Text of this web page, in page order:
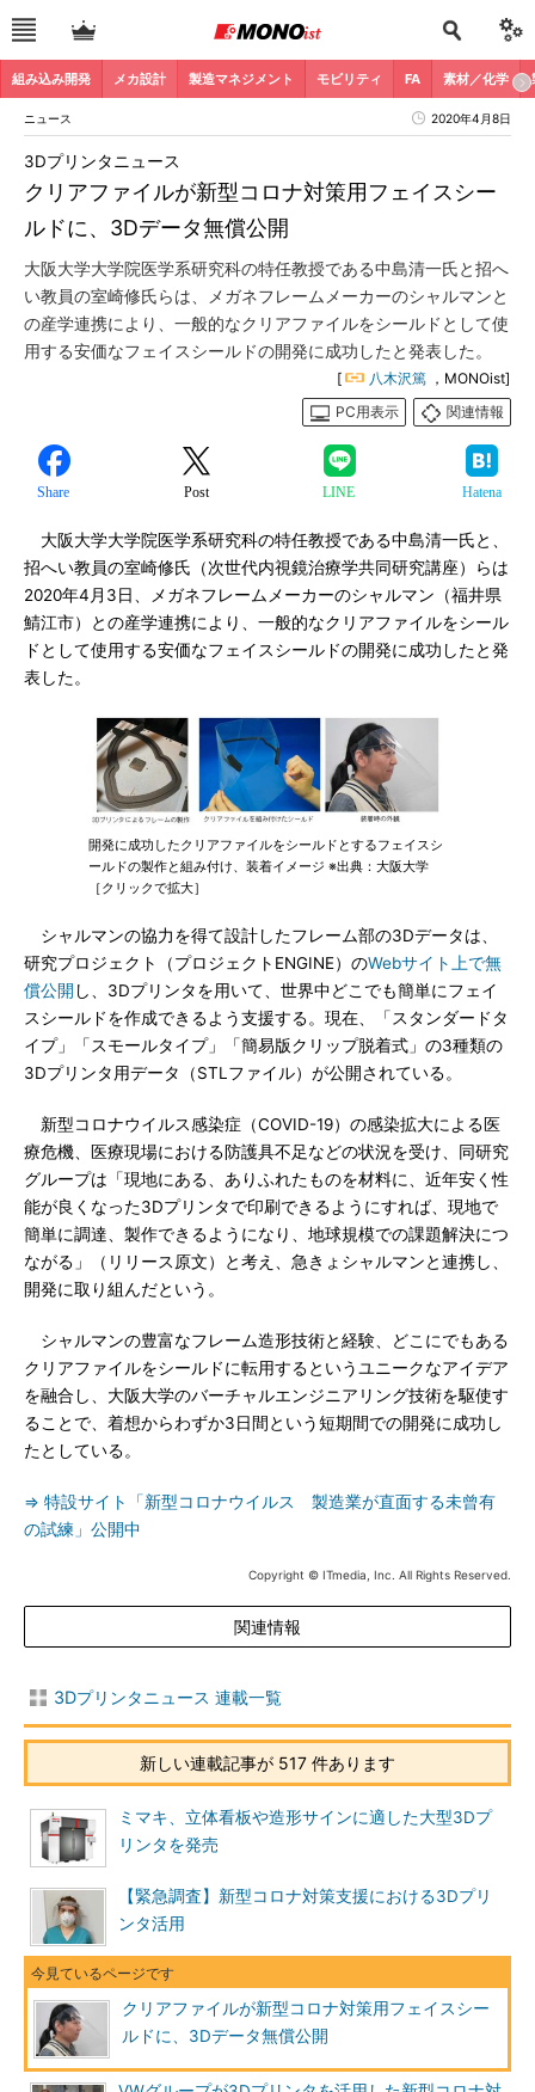
組み込み開発 メカ設計 製造マネジメント モビリティ FA 素材／化学
ニュース 2020年4月8日
クリアファイルが新型コロナ対策用フェイスシー
ルドに、3Dデータ無償公開
3Dプリンタニュース
大阪大学大学院医学系研究科の特任教授である中島清一氏と招へ
い教員の室崎修氏らは、メガネフレームメーカーのシャルマンと
の産学連携により、一般的なクリアファイルをシールドとして使
用する安価なフェイスシールドの開発に成功したと発表した。
[ 八木沢篤 ，MONOist]
PC用表示
関連情報
Share Post LINE Hatena
大阪大学大学院医学系研究科の特任教授である中島清一氏と、
招へい教員の室崎修氏（次世代内視鏡治療学共同研究講座）らは
2020年4月3日、メガネフレームメーカーのシャルマン（福井県
鯖江市）との産学連携により、一般的なクリアファイルをシール
ドとして使用する安価なフェイスシールドの開発に成功したと発
表した。
開発に成功したクリアファイルをシールドとするフェイスシ
ールドの製作と組み付け、装着イメージ ※出典：大阪大学
［クリックで拡大］
シャルマンの協力を得て設計したフレーム部の3Dデータは、
研究プロジェクト（プロジェクトENGINE）のWebサイト上で無
償公開 し、3Dプリンタを用いて、世界中どこでも簡単にフェイ
スシールドを作成できるよう支援する。現在、「スタンダードタ
イプ」「スモールタイプ」「簡易版クリップ脱着式」の3種類の
3Dプリンタ用データ（STLファイル）が公開されている。
新型コロナウイルス感染症（COVID-19）の感染拡大による医
療危機、医療現場における防護具不足などの状況を受け、同研究
グループは「現地にある、ありふれたものを材料に、近年安く性
能が良くなった3Dプリンタで印刷できるようにすれば、現地で
簡単に調達、製作できるようになり、地球規模での課題解決につ
ながる」（リリース原文）と考え、急きょシャルマンと連携し、
開発に取り組んだという。
シャルマンの豊富なフレーム造形技術と経験、どこにでもある
クリアファイルをシールドに転用するというユニークなアイデア
を融合し、大阪大学のバーチャルエンジニアリング技術を駆使す
ることで、着想からわずか3日間という短期間での開発に成功し
たとしている。
⇒ 特設サイト「新型コロナウイルス 製造業が直面する未曾有
の試練」公開中
Copyright © ITmedia, Inc. All Rights Reserved.
関連情報
3Dプリンタニュース 連載一覧
新しい連載記事が 517 件あります
ミマキ、立体看板や造形サインに適した大型3Dプ
リンタを発売
【緊急調査】新型コロナ対策支援における3Dプリ
ンタ活用
クリアファイルが新型コロナ対策用フェイスシー
ルドに、3Dデータ無償公開